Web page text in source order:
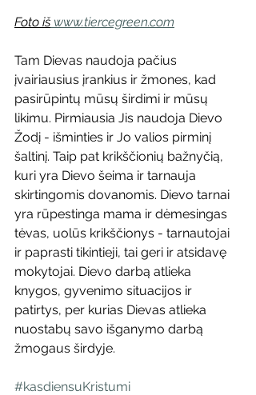
Foto iš www.tiercegreen.com
Tam Dievas naudoja pačius
įvairiausius įrankius ir žmones, kad
pasirūpintų mūsų širdimi ir mūsų
likimu. Pirmiausia Jis naudoja Dievo
Žodį - išminties ir Jo valios pirminį
šaltinį. Taip pat krikščionių bažnyčią,
kuri yra Dievo šeima ir tarnauja
skirtingomis dovanomis. Dievo tarnai
yra rūpestinga mama ir dėmesingas
tėvas, uolūs krikščionys - tarnautojai
ir paprasti tikintieji, tai geri ir atsidavę
mokytojai. Dievo darbą atlieka
knygos, gyvenimo situacijos ir
patirtys, per kurias Dievas atlieka
nuostabų savo išganymo darbą
žmogaus širdyje.
#kasdiensuKristumi